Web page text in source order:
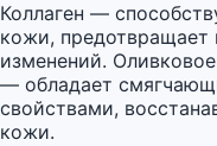
Коллаген —
кожи, предотвращает
изменений.
— обладает
свойствами,
кожи.